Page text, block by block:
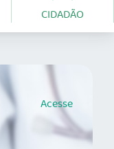
CIDADÃO
Acesse